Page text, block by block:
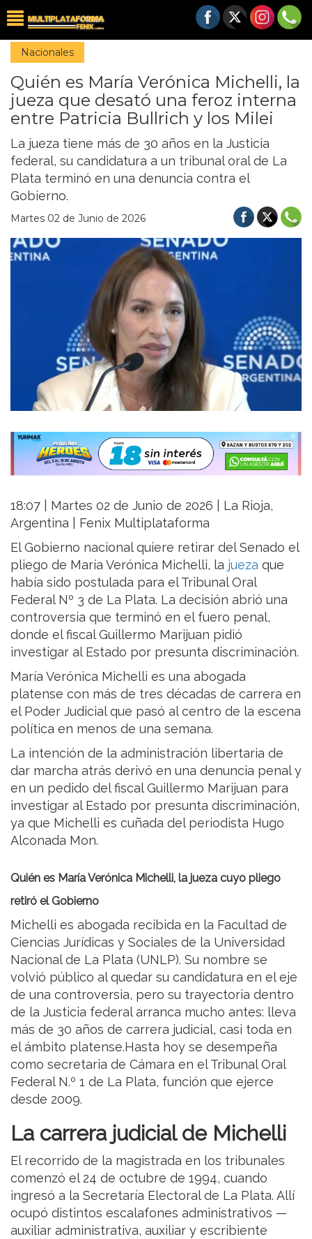
Nacionales
Quién es María Verónica Michelli, la
jueza que desató una feroz interna
entre Patricia Bullrich y los Milei
La jueza tiene más de 30 años en la Justicia
federal, su candidatura a un tribunal oral de La
Plata terminó en una denuncia contra el
Gobierno.
Martes 02 de Junio de 2026
18:07 | Martes 02 de Junio de 2026 | La Rioja,
Argentina | Fenix Multiplataforma
El Gobierno nacional quiere retirar del Senado el
pliego de María Verónica Michelli, la jueza que
había sido postulada para el Tribunal Oral
Federal Nº 3 de La Plata. La decisión abrió una
controversia que terminó en el fuero penal,
donde el fiscal Guillermo Marijuan pidió
investigar al Estado por presunta discriminación.
María Verónica Michelli es una abogada
platense con más de tres décadas de carrera en
el Poder Judicial que pasó al centro de la escena
política en menos de una semana.
La intención de la administración libertaria de
dar marcha atrás derivó en una denuncia penal y
en un pedido del fiscal Guillermo Marijuan para
investigar al Estado por presunta discriminación,
ya que Michelli es cuñada del periodista Hugo
Alconada Mon.
Quién es María Verónica Michelli, la jueza cuyo pliego
retiró el Gobierno
Michelli es abogada recibida en la Facultad de
Ciencias Jurídicas y Sociales de la Universidad
Nacional de La Plata (UNLP). Su nombre se
volvió público al quedar su candidatura en el eje
de una controversia, pero su trayectoria dentro
de la Justicia federal arranca mucho antes: lleva
más de 30 años de carrera judicial, casi toda en
el ámbito platense.Hasta hoy se desempeña
como secretaria de Cámara en el Tribunal Oral
Federal N.º 1 de La Plata, función que ejerce
desde 2009.
La carrera judicial de Michelli
El recorrido de la magistrada en los tribunales
comenzó el 24 de octubre de 1994, cuando
ingresó a la Secretaría Electoral de La Plata. Allí
ocupó distintos escalafones administrativos —
auxiliar administrativa, auxiliar y escribiente